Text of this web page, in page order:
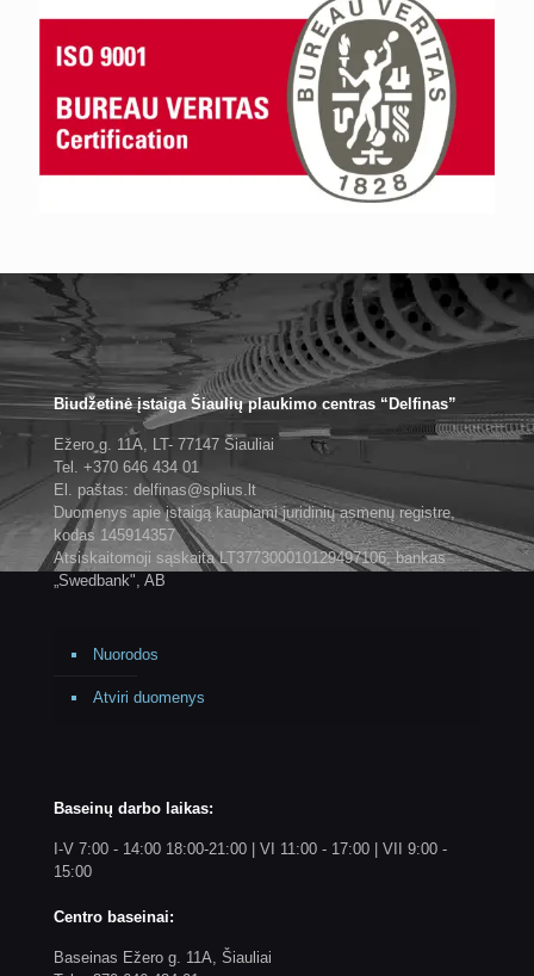
Biudžetinė įstaiga Šiaulių plaukimo centras “Delfinas”
Ežero g. 11A, LT- 77147 Šiauliai
Tel. +370 646 434 01
El. paštas: delfinas@splius.lt
Duomenys apie įstaigą kaupiami juridinių asmenų registre,
kodas 145914357
Atsiskaitomoji sąskaita LT377300010129497106, bankas
„Swedbank", AB
Nuorodos
Atviri duomenys
Baseinų darbo laikas:
I-V 7:00 - 14:00 18:00-21:00 | VI 11:00 - 17:00 | VII 9:00 -
15:00
Centro baseinai:
Baseinas Ežero g. 11A, Šiauliai